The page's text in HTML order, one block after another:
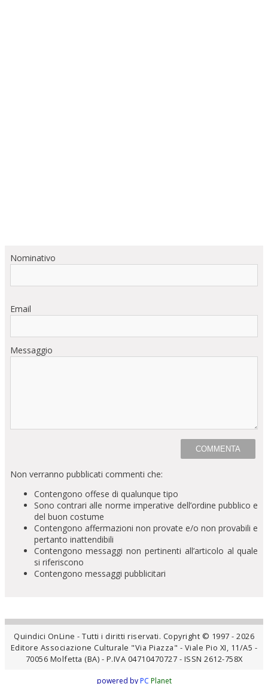
Nominativo
Email
Messaggio
Non verranno pubblicati commenti che:
Contengono offese di qualunque tipo
Sono contrari alle norme imperative dell’ordine pubblico e
del buon costume
Contengono affermazioni non provate e/o non provabili e
pertanto inattendibili
Contengono messaggi non pertinenti all’articolo al quale
si riferiscono
Contengono messaggi pubblicitari
Quindici OnLine - Tutti i diritti riservati. Copyright © 1997 - 2026
Editore Associazione Culturale "Via Piazza" - Viale Pio XI, 11/A5 -
70056 Molfetta (BA) - P.IVA 04710470727 - ISSN 2612-758X
powered by PC Planet